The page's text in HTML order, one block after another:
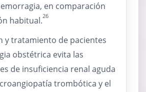
en comparación
habitual.26
y tratamiento de pacientes
obstétrica evita las
de insuficiencia renal aguda
trombótica y el